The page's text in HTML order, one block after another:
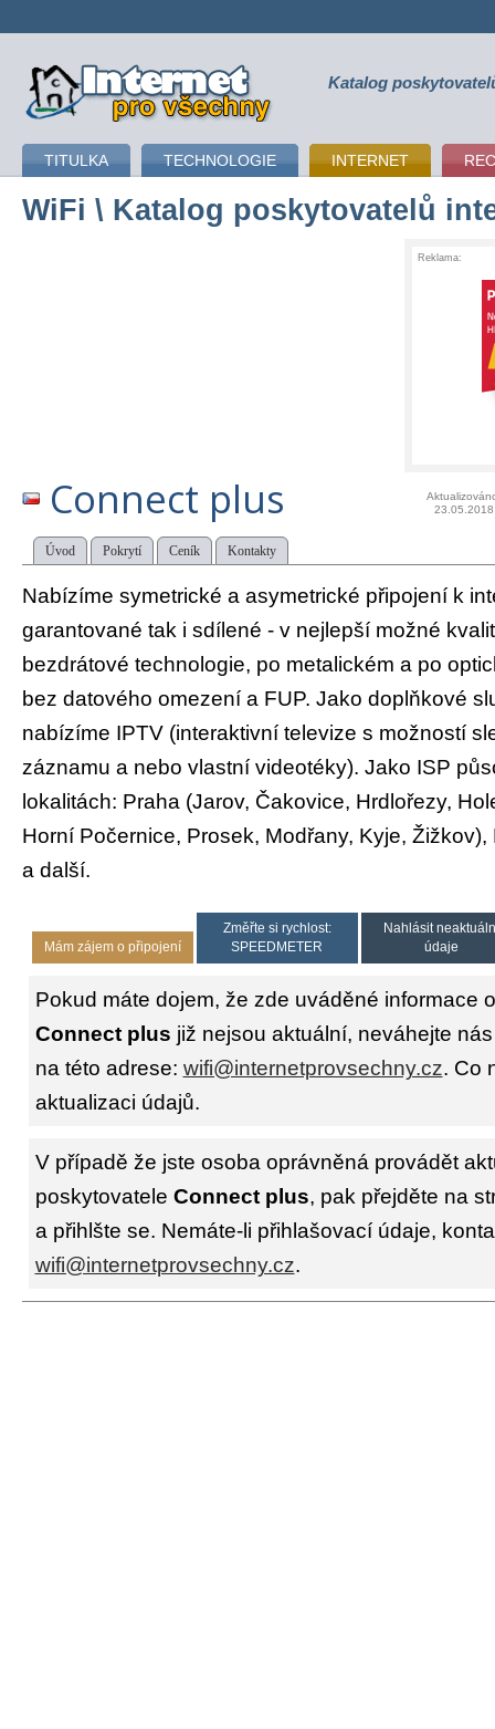
připojení k internetu Katalog
TITULKA TECHNOLOGIE INTERNET
WiFi \ Katalog poskytovatelů
Reklama:
Connect plus
23.05.2018
Úvod Pokrytí Ceník Kontakty
Nabízíme symetrické a asymetrické připojení k
garantované tak i sdílené - v nejlepší možné
bezdrátové technologie, po metalickém a po
bez datového omezení a FUP. Jako doplňkové
nabízíme IPTV (interaktivní televize s možností
záznamu a nebo vlastní videotéky). Jako ISP
lokalitách: Praha (Jarov, Čakovice, Hrdlořezy,
Horní Počernice, Prosek, Modřany, Kyje,
a další.
Mám zájem o připojení
Změřte si rychlost:
SPEEDMETER
Nahlásit
údaje
Pokud máte dojem, že zde uváděné informace
Connect plus již nejsou aktuální, neváhejte
na této adrese: wifi@internetprovsechny.cz. Co
aktualizaci údajů.
V případě že jste osoba oprávněná provádět
poskytovatele Connect plus, pak přejděte na
a přihlšte se. Nemáte-li přihlašovací údaje,
wifi@internetprovsechny.cz.